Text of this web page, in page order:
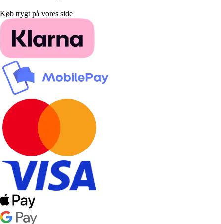
Køb trygt på vores side